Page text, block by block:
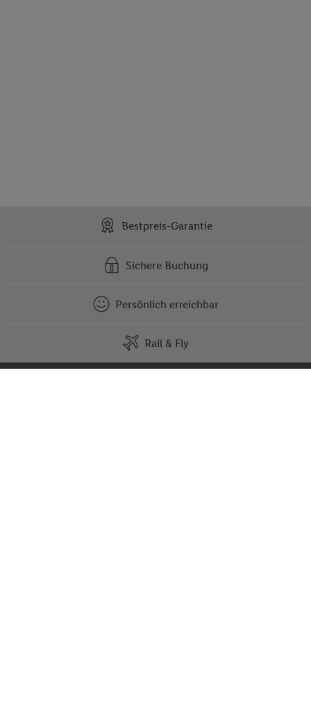
Bestpreis-Garantie
Sichere Buchung
Persönlich erreichbar
Rail & Fly